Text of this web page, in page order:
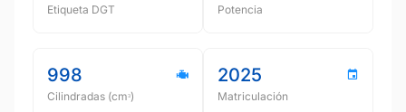
Etiqueta DGT Potencia
998
Cilindradas (cmᵌ)
2025
Matriculación